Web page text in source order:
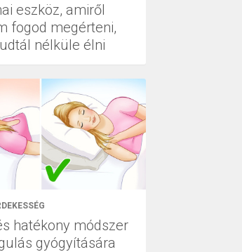
eszköz, amiről
fogod megérteni,
nélküle élni
hatékony módszer
gyógyítására